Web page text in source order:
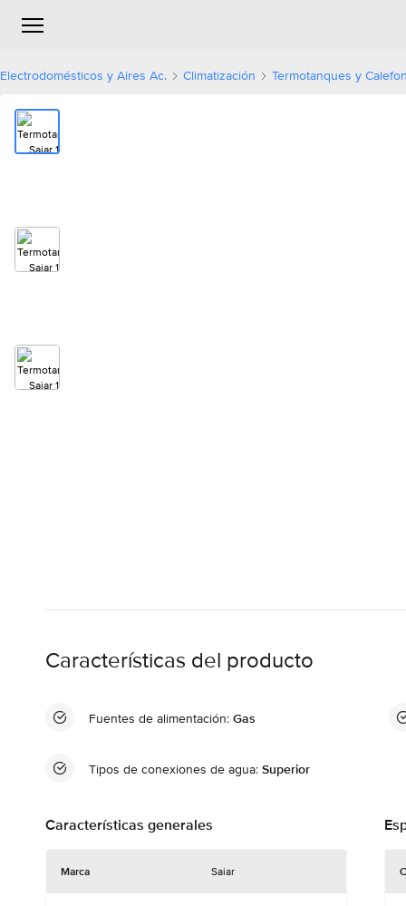
Electrodomésticos y Aires Ac. Climatización Termotanques y
Características del producto
Fuentes de alimentación: Gas
Tipos de conexiones de agua: Superior
Características generales
Marca Saiar